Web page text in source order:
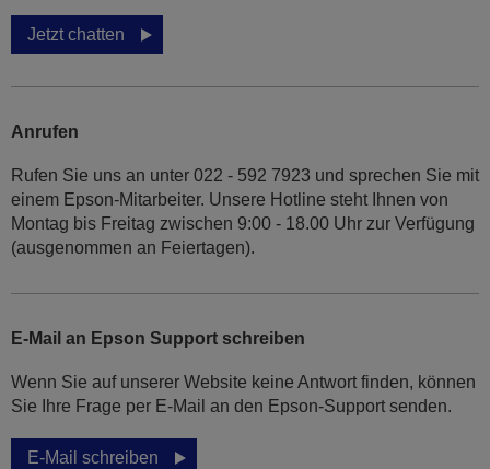
Jetzt chatten
Anrufen
Rufen Sie uns an unter 022 - 592 7923 und sprechen Sie mit
einem Epson-Mitarbeiter. Unsere Hotline steht Ihnen von
Montag bis Freitag zwischen 9:00 - 18.00 Uhr zur Verfügung
(ausgenommen an Feiertagen).
E-Mail an Epson Support schreiben
Wenn Sie auf unserer Website keine Antwort finden, können
Sie Ihre Frage per E-Mail an den Epson-Support senden.
E-Mail schreiben